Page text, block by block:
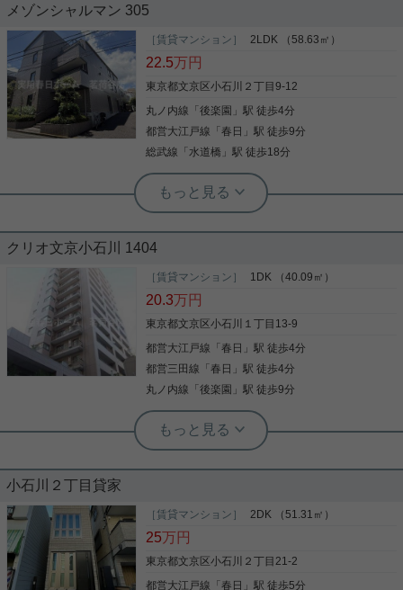
住宅街に佇むファミリータイプ
室内設備はエアコン・システムキッチン・ネット使
用料不要など大変充実しております。共用部にはエ
ビスが揃っているので便利です。大きなおもちゃも
置けるお子さんに嬉しい広々空間をもつお住まい。
共用設備の充実している、楽しく生活できるマンシ
ョンです。2LDKは生活にゆとりができ穏やかな生
活ができます。3口コンロが付いているので、3つの
料理を同時に進められて時短につながります。当社
スタッフが地域の賃貸情報をご提供いたします。お
【礫川小学区☆】人気の小石川アドレ
文京区で人気の小石川アドレス、2LDKのお部屋の
ご紹介です！ 礫川小学区☆ 電車のアクセスも良い立
い！ 24時間ゴミ出し可能で整理整頓もしやすい物件
です！ オートロックもついており、セキュリティ面
お電話でのご相談もお気軽にどうぞ★ 実用春日ホー
ム株式会社 茗荷谷店 TEL：03-6902-5021
本日は小石川2丁目のご物件をご紹介！ このエリア
も相談可能！ 小石川の閑静な住宅街ですので、町の
騒音も気にならなそうです☆ ☆お電話でのご相談も
メゾンシャルマン 305
［賃貸マンション］ 2LDK （58.63㎡）
22.5万円
東京都文京区小石川２丁目9-12
丸ノ内線 「後楽園 」駅 徒歩4分
都営大江戸線 「春日 」駅 徒歩9分
総武線 「水道橋 」駅 徒歩18分
実用春日ホーム 茗荷谷店 堀田枝里
人気の小石川アドレス☆ファミリータ
す！ 丸の内線、南北線、三田線の利用が可能で電車
のアクセス良好☆ 3口ガスコンロでキッチンスペー
スが広い！ 24時間ゴミ出し可能で整理整頓もしやす
い物件です！ オートロックもついており、セキュリ
せ！ ★お電話でのご相談もお気軽にどうぞ★ 実用春
日ホーム株式会社 茗荷谷店 TEL：03-6902-5021
写真(9)
クリオ文京小石川 1404
［賃貸マンション］ 1DK （40.09㎡）
20.3万円
東京都文京区小石川１丁目13-9
都営大江戸線 「春日 」駅 徒歩4分
都営三田線 「春日 」駅 徒歩4分
丸ノ内線 「後楽園 」駅 徒歩9分
実用春日ホーム 茗荷谷店 堀田枝里
小石川アドレス☆高階層、1DKのお部
紹介です！ 15階建ての14階☆ ダイニング約8帖、洋
室約7.8帖とゆったりした間取り！ 室内設備もして
おり、ペットの飼育相談も可能です！ お気軽にお問
い合わせくださいませ！ ★お電話でのご相談もお気
小石川２丁目貸家
［賃貸マンション］ 2DK （51.31㎡）
25万円
東京都文京区小石川２丁目21-2
都営大江戸線 「春日 」駅 徒歩5分